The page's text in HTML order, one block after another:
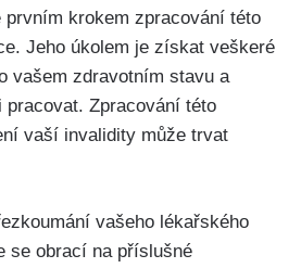
prvním krokem zpracování této
Jeho úkolem je získat veškeré
vašem zdravotním stavu a
Zpracování této
vaší invalidity může trvat
vašeho lékařského
se obrací na příslušné